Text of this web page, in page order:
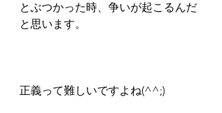
とぶつかった時、争いが起こるんだ
と思います。
正義って難しいですよね(^^;)